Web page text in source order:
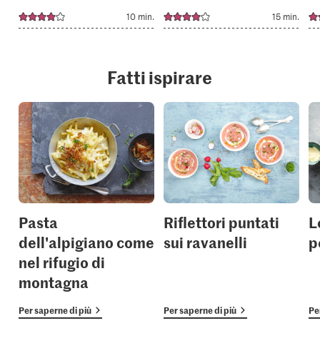
10 min. 15 min.
Fatti ispirare
Pasta
dell'alpigiano come
nel rifugio di
montagna
Per saperne di più
Riflettori puntati
sui ravanelli
Per saperne di più